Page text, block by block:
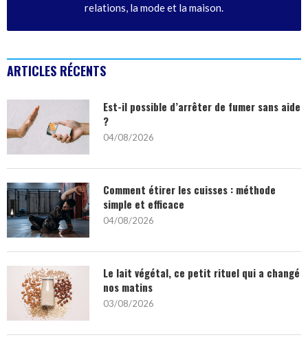
relations, la mode et la maison.
ARTICLES RÉCENTS
Est-il possible d’arrêter de fumer sans aide
?
04/08/2026
Comment étirer les cuisses : méthode
simple et efficace
04/08/2026
Le lait végétal, ce petit rituel qui a changé
nos matins
03/08/2026